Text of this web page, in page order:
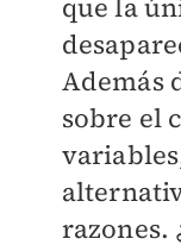
que la
Además
sobre el
razones.